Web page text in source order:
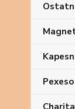
Pexeso